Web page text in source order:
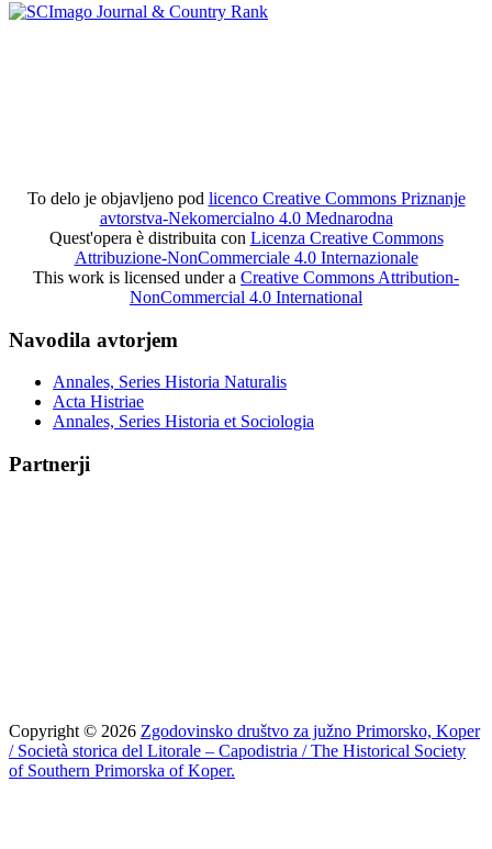
To delo je objavljeno pod licenco Creative Commons Priznanje
avtorstva-Nekomercialno 4.0 Mednarodna
Quest'opera è distribuita con Licenza Creative Commons
Attribuzione-NonCommerciale 4.0 Internazionale
This work is licensed under a Creative Commons Attribution-
NonCommercial 4.0 International
Navodila avtorjem
Annales, Series Historia Naturalis
Acta Histriae
Annales, Series Historia et Sociologia
Partnerji
Copyright © 2026 Zgodovinsko društvo za južno Primorsko, Koper
/ Società storica del Litorale – Capodistria / The Historical Society
of Southern Primorska of Koper.